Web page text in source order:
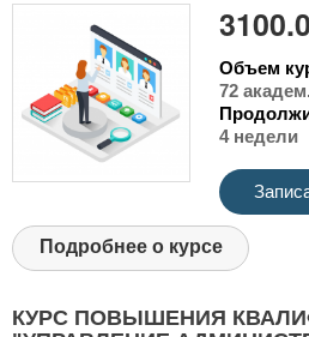
Объем
72
4 недели
Подробнее о курсе
КУРС ПОВЫШЕНИЯ